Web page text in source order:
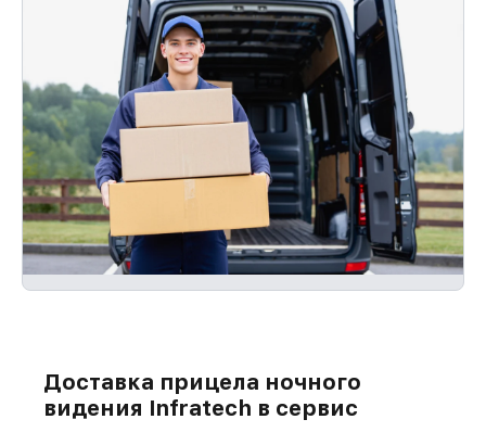
Доставка прицела ночного
видения Infratech в сервис